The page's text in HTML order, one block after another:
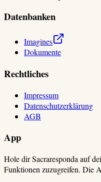
Datenbanken
Imagines
Dokumente
Rechtliches
Impressum
Datenschutzerklärung
AGB
App
Hole dir Sacraresponda auf
Funktionen zuzugreifen. Die